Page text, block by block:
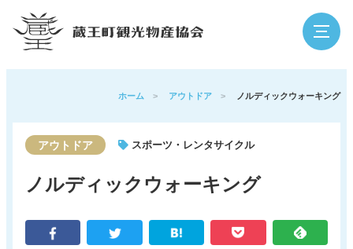
検索
蔵王の魅力
ホーム > アウトドア > ノルディックウォーキング
アウトドア スポーツ・レンタサイクル
ノルディックウォーキング